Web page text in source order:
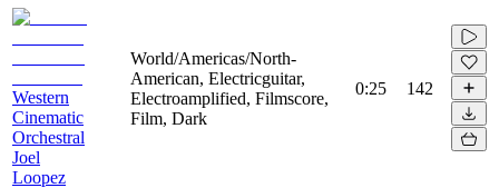
Western
Cinematic
Orchestral
Joel
Loopez
World/Americas/North-
American, Electricguitar,
Electroamplified, Filmscore,
Film, Dark
0:25 142